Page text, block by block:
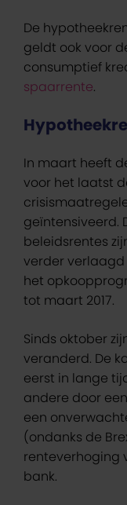
De
geldt ook voor
consumptief
spaarrente.
In maart heeft
voor het laatst
geïntensiveerd.
beleidsrentes
verder verlaagd
het
tot maart 2017.
Sinds oktober
veranderd. De
eerst in lange
andere door
een
(ondanks de
renteverhoging
bank.